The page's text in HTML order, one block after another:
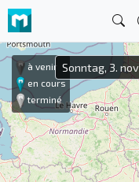
à venir
en cours
terminé